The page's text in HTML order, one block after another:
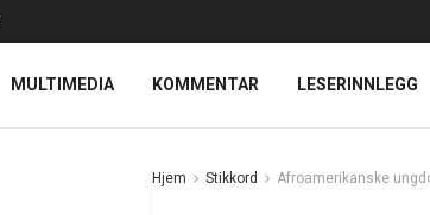
MULTIMEDIA KOMMENTAR LESERINNLEGG
Hjem Stikkord Afroamerikanske